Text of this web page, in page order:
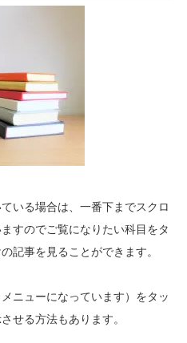
いる場合は、一番下までスクロ
すのでご覧になりたい科目をタ
記事を見ることができます。
ニューになっています）をタッ
せる方法もあります。